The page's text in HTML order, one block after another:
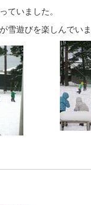
ていました。
雪遊びを楽しんでいま